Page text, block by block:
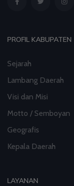
PROFIL KABUPATEN
Sejarah
Lambang Daerah
Visi dan Misi
Motto / Semboyan
Geografis
Kepala Daerah
LAYANAN